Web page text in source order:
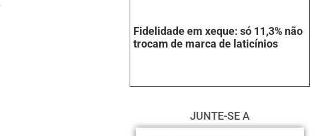
Fidelidade em xeque: só 11,3% não
trocam de marca de laticínios
JUNTE-SE A